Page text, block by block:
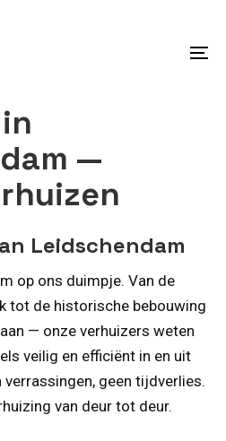
—
Leidschendam
op ons duimpje. Van de
tot de historische bebouwing
— onze verhuizers weten
veilig en efficiënt in en uit
geen tijdverlies.
van deur tot deur.